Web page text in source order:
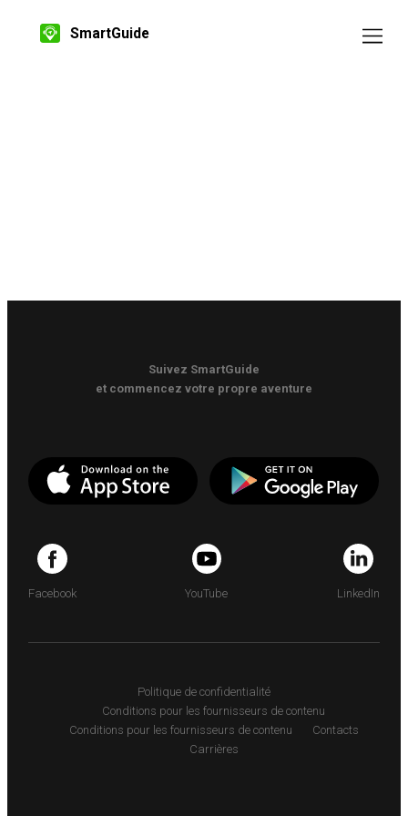
SmartGuide
Suivez SmartGuide
et commencez votre propre aventure
Facebook YouTube LinkedIn
Politique de confidentialité
Conditions pour les fournisseurs de contenu
Conditions pour les fournisseurs de contenu
Contacts
Carrières